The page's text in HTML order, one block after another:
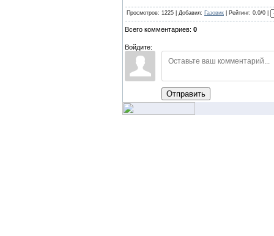
Просмотров: 1225 | Добавил: Газовик | Рейтинг: 0.0/0 |
Всего комментариев: 0
Войдите:
Отправить